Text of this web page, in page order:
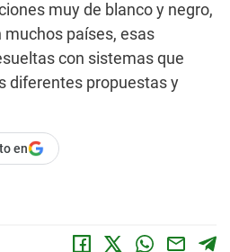
muy de blanco y negro,
muchos países, esas
con sistemas que
diferentes propuestas y
en